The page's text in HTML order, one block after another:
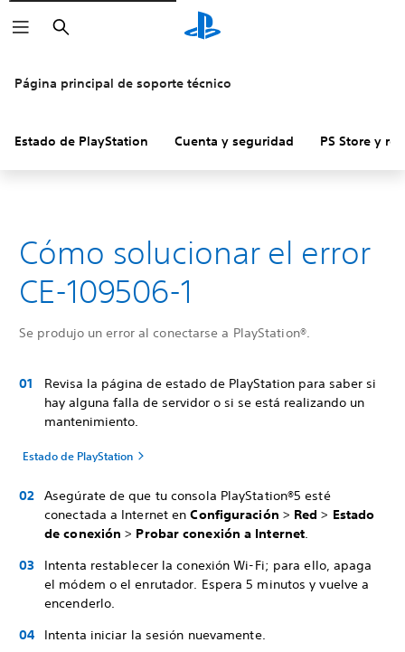
Buscar
Página principal de soporte técnico
Estado de PlayStation Cuenta y seguridad PS Store y
Cómo solucionar el error
CE-109506-1
Se produjo un error al conectarse a PlayStation®.
Revisa la página de estado de PlayStation para saber si
hay alguna falla de servidor o si se está realizando un
mantenimiento.
Estado de PlayStation
Asegúrate de que tu consola PlayStation®5 esté
conectada a Internet enConfiguración > Red > Estado
de conexión > Probar conexión a Internet.
Intenta restablecer la conexión Wi-Fi; para ello, apaga
el módem o el enrutador. Espera 5 minutos y vuelve a
encenderlo.
Intenta iniciar la sesión nuevamente.